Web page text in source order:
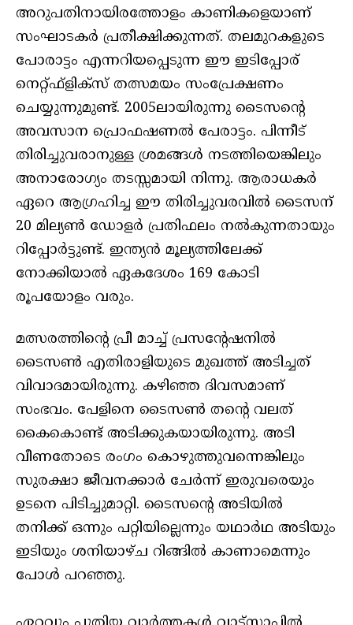
അറുപതിനായിരത്തോളം കാണികളെയാണ്
സംഘാടകര്‍ പ്രതീക്ഷിക്കുന്നത്. തലമുറകളുടെ
പോരാട്ടം എന്നറിയപ്പെടുന്ന ഈ ഇടിപ്പോര്
നെറ്റ്ഫ്ളിക്സ് തത്സമയം സംപ്രേക്ഷണം
ചെയ്യുന്നുമുണ്ട്. 2005ലായിരുന്നു ടൈസന്റെ
അവസാന പ്രൊഫഷണല്‍ പേരാട്ടം. പിന്നീട്
തിരിച്ചുവരാനുള്ള ശ്രമങ്ങള്‍ നടത്തിയെങ്കിലും
അനാരോഗ്യം തടസ്സമായി നിന്നു. ആരാധകര്‍
ഏറെ ആഗ്രഹിച്ച ഈ തിരിച്ചുവരവില്‍ ടൈസന്
20 മില്യണ്‍ ഡോളര്‍ പ്രതിഫലം നല്‍കുന്നതായും
റിപ്പോര്‍ട്ടുണ്ട്. ഇന്ത്യന്‍ മൂല്യത്തിലേക്ക്
നോക്കിയാല്‍ ഏകദേശം 169 കോടി
രൂപയോളം വരും.
മത്സരത്തിന്റെ പ്രീ മാച്ച് പ്രസന്റേഷനില്‍
ടൈസണ്‍ എതിരാളിയുടെ മുഖത്ത് അടിച്ചത്
വിവാദമായിരുന്നു. കഴിഞ്ഞ ദിവസമാണ്
സംഭവം. പേളിനെ ടൈസണ്‍ തന്റെ വലത്
കൈകൊണ്ട് അടിക്കുകയായിരുന്നു. അടി
വീണതോടെ രംഗം കൊഴുത്തുവന്നെങ്കിലും
സുരക്ഷാ ജീവനക്കാര്‍ ചേര്‍ന്ന് ഇരുവരെയും
ഉടനെ പിടിച്ചുമാറ്റി. ടൈസന്റെ അടിയില്‍
തനിക്ക് ഒന്നും പറ്റിയില്ലെന്നും യഥാര്‍ഥ അടിയും
ഇടിയും ശനിയാഴ്ച റിങ്ങില്‍ കാണാമെന്നും
പോള്‍ പറഞ്ഞു.